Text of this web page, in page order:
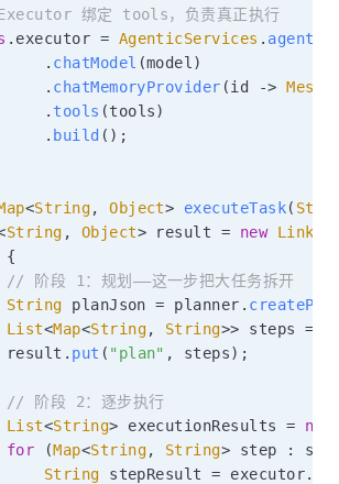
绑定 tools，负责真正执行
. executor = AgenticServices .
. chatModel (model )
. chatMemoryProvider (id ->
. tools (tools)
. build ( ) ;
<String, Object> executeTask(
String , Object> result = new
{
// 阶段 1：规划——这一步把大任务拆开
String planJson = planner .
List<Map<String, String>> steps =
result
. put ( "plan" , steps) ;
// 阶段 2：逐步执行
List<String> executionResults =
new
for
(Map<String, String> step :
String stepResult = executor.